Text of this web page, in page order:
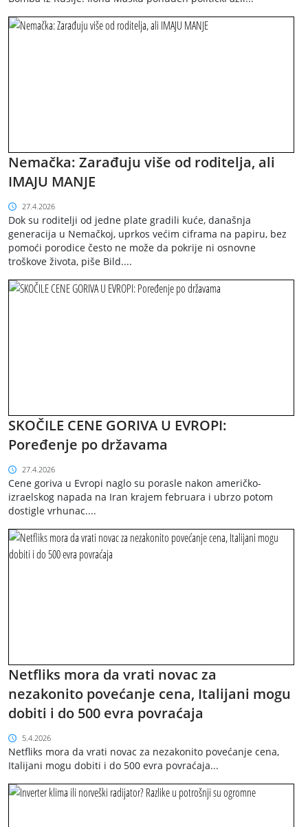
Nemačka: Zarađuju više od roditelja, ali
IMAJU MANJE
27.4.2026
Dok su roditelji od jedne plate gradili kuće, današnja
generacija u Nemačkoj, uprkos većim ciframa na papiru, bez
pomoći porodice često ne može da pokrije ni osnovne
troškove života, piše Bild....
SKOČILE CENE GORIVA U EVROPI:
Poređenje po državama
27.4.2026
Cene goriva u Evropi naglo su porasle nakon američko-
izraelskog napada na Iran krajem februara i ubrzo potom
dostigle vrhunac....
Netfliks mora da vrati novac za
nezakonito povećanje cena, Italijani mogu
dobiti i do 500 evra povraćaja
5.4.2026
Netfliks mora da vrati novac za nezakonito povećanje cena,
Italijani mogu dobiti i do 500 evra povraćaja...